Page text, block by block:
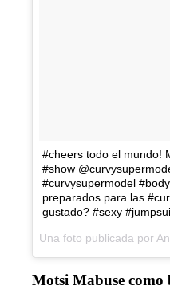
#cheers todo el mundo!
#show
#curvysupermodel
preparados para las
gustado? #sexy
Motsi Mabuse